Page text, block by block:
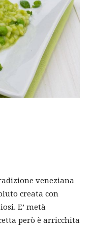
veneziana
creata con
E’ metà
però è arricchita